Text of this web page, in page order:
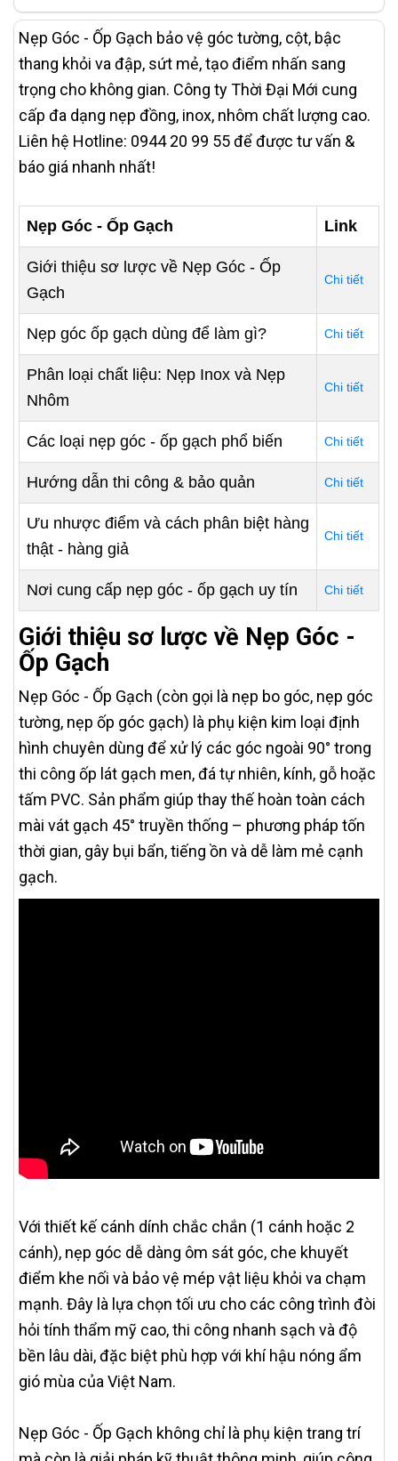
Nẹp Góc - Ốp Gạch bảo vệ góc tường, cột, bậc
thang khỏi va đập, sứt mẻ, tạo điểm nhấn sang
trọng cho không gian. Công ty Thời Đại Mới cung
cấp đa dạng nẹp đồng, inox, nhôm chất lượng cao.
Liên hệ Hotline: 0944 20 99 55 để được tư vấn &
báo giá nhanh nhất!
Nẹp Góc - Ốp Gạch Link
Giới thiệu sơ lược về Nẹp Góc - Ốp
Gạch
Chi tiết
Nẹp góc ốp gạch dùng để làm gì? Chi tiết
Phân loại chất liệu: Nẹp Inox và Nẹp
Nhôm
Chi tiết
Các loại nẹp góc - ốp gạch phổ biến Chi tiết
Hướng dẫn thi công & bảo quản Chi tiết
Ưu nhược điểm và cách phân biệt hàng
thật - hàng giả
Chi tiết
Nơi cung cấp nẹp góc - ốp gạch uy tín Chi tiết
Giới thiệu sơ lược về Nẹp Góc -
Ốp Gạch
Nẹp Góc - Ốp Gạch (còn gọi là nẹp bo góc, nẹp góc
tường, nẹp ốp góc gạch) là phụ kiện kim loại định
hình chuyên dùng để xử lý các góc ngoài 90° trong
thi công ốp lát gạch men, đá tự nhiên, kính, gỗ hoặc
tấm PVC. Sản phẩm giúp thay thế hoàn toàn cách
mài vát gạch 45° truyền thống – phương pháp tốn
thời gian, gây bụi bẩn, tiếng ồn và dễ làm mẻ cạnh
gạch.
Với thiết kế cánh dính chắc chắn (1 cánh hoặc 2
cánh), nẹp góc dễ dàng ôm sát góc, che khuyết
điểm khe nối và bảo vệ mép vật liệu khỏi va chạm
mạnh. Đây là lựa chọn tối ưu cho các công trình đòi
hỏi tính thẩm mỹ cao, thi công nhanh sạch và độ
bền lâu dài, đặc biệt phù hợp với khí hậu nóng ẩm
gió mùa của Việt Nam.
Nẹp Góc - Ốp Gạch không chỉ là phụ kiện trang trí